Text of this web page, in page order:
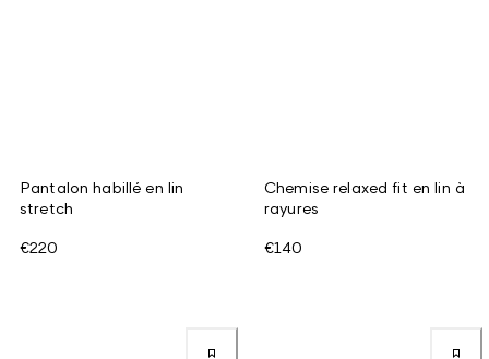
Pantalon habillé en lin
stretch
€220
Chemise relaxed fit en lin à
rayures
€140